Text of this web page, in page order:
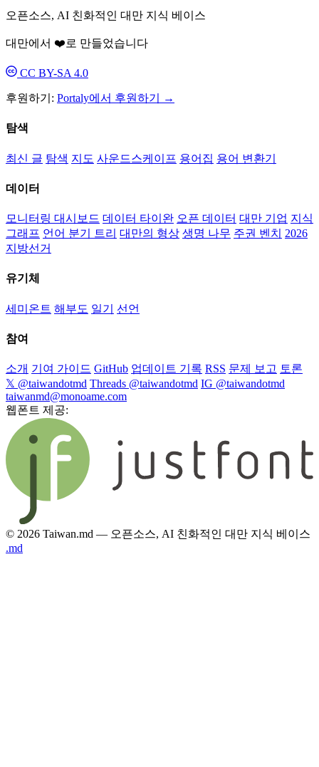
오픈소스, AI 친화적인 대만 지식 베이스
대만에서 ❤️로 만들었습니다
CC BY-SA 4.0
후원하기: Portaly에서 후원하기 →
탐색
최신 글 탐색 지도 사운드스케이프 용어집 용어 변환기
데이터
모니터링 대시보드 데이터 타이완 오픈 데이터 대만 기업 지식
그래프 언어 분기 트리 대만의 형상 생명 나무 주권 벤치
2026
지방선거
유기체
세미온트 해부도 일기 선언
참여
소개 기여 가이드 GitHub 업데이트 기록 RSS 문제 보고 토론
𝕏 @taiwandotmd Threads @taiwandotmd IG @taiwandotmd
taiwanmd@monoame.com
웹폰트 제공:
© 2026 Taiwan.md — 오픈소스, AI 친화적인 대만 지식 베이스
.md